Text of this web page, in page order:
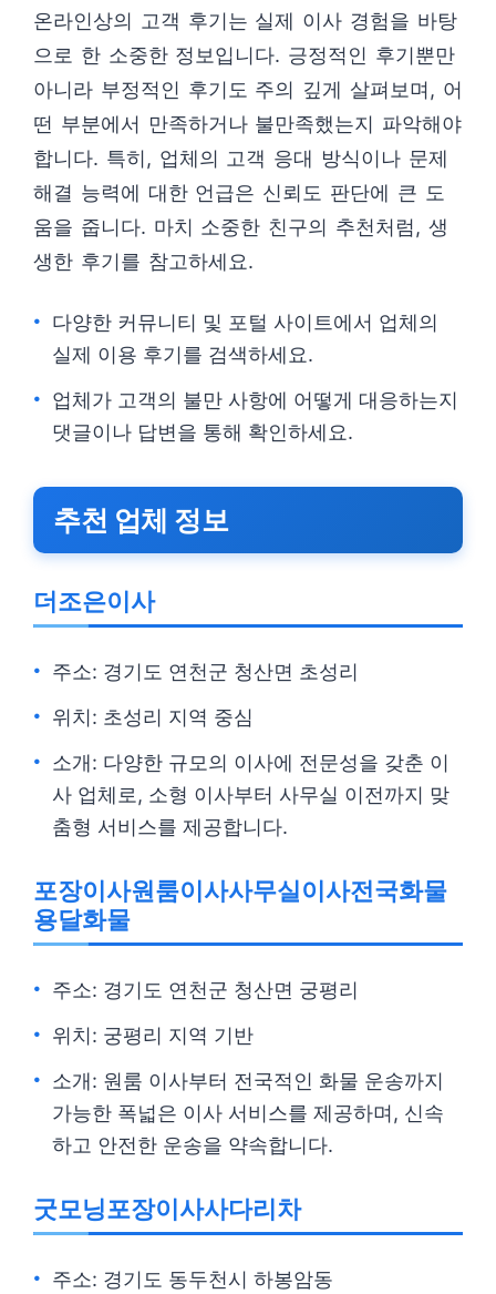
온라인상의 고객 후기는 실제 이사 경험을 바탕
으로 한 소중한 정보입니다. 긍정적인 후기뿐만
아니라 부정적인 후기도 주의 깊게 살펴보며, 어
떤 부분에서 만족하거나 불만족했는지 파악해야
합니다. 특히, 업체의 고객 응대 방식이나 문제
해결 능력에 대한 언급은 신뢰도 판단에 큰 도
움을 줍니다. 마치 소중한 친구의 추천처럼, 생
생한 후기를 참고하세요.
다양한 커뮤니티 및 포털 사이트에서 업체의
실제 이용 후기를 검색하세요.
업체가 고객의 불만 사항에 어떻게 대응하는지
댓글이나 답변을 통해 확인하세요.
추천 업체 정보
더조은이사
주소: 경기도 연천군 청산면 초성리
위치: 초성리 지역 중심
소개: 다양한 규모의 이사에 전문성을 갖춘 이
사 업체로, 소형 이사부터 사무실 이전까지 맞
춤형 서비스를 제공합니다.
포장이사원룸이사사무실이사전국화물
용달화물
주소: 경기도 연천군 청산면 궁평리
위치: 궁평리 지역 기반
소개: 원룸 이사부터 전국적인 화물 운송까지
가능한 폭넓은 이사 서비스를 제공하며, 신속
하고 안전한 운송을 약속합니다.
굿모닝포장이사사다리차
주소: 경기도 동두천시 하봉암동